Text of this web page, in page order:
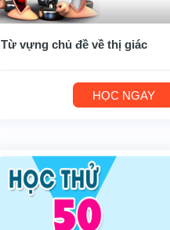
Từ vựng chủ đề về thị giác
HỌC NGAY